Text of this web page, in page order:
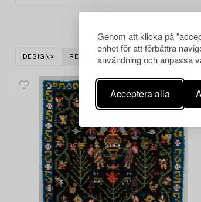
Genom att klicka på
enhet för att förbättra
användning och anpassa
Acceptera alla
DESIGN RENSA ALLA